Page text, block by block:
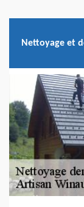
Nettoyage et